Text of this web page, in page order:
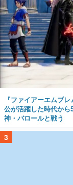
『ファイアーエムブ
公が活躍した時代か
神・バロールと戦う
3